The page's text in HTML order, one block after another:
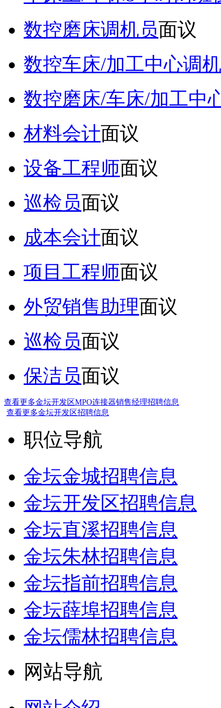
数控磨床调机员面议
数控车床/加工中心调
数控磨床/车床/加工中
材料会计面议
设备工程师面议
巡检员面议
成本会计面议
项目工程师面议
外贸销售助理面议
巡检员面议
保洁员面议
查看更多金坛开发区MPO连接器销售经理招聘信息
查看更多金坛开发区招聘信息
职位导航
金坛金城招聘信息
金坛开发区招聘信息
金坛直溪招聘信息
金坛朱林招聘信息
金坛指前招聘信息
金坛薛埠招聘信息
金坛儒林招聘信息
网站导航